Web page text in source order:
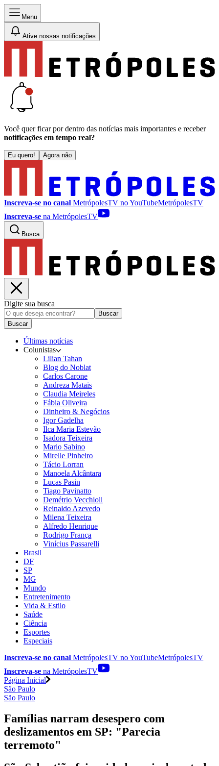
Menu
Ative nossas notificações
Você quer ficar por dentro das notícias mais importantes e receber
notificações em tempo real?
Eu quero! Agora não
Inscreva-se no canal MetrópolesTV noYouTubeMetrópolesTV
Inscreva-se na MetrópolesTV
Busca
Digite sua busca
Buscar
Buscar
Últimas notícias
Colunistas
Lilian Tahan
Blog do Noblat
Carlos Carone
Andreza Matais
Claudia Meireles
Fábia Oliveira
Dinheiro & Negócios
Igor Gadelha
Ilca Maria Estevão
Isadora Teixeira
Mario Sabino
Mirelle Pinheiro
Tácio Lorran
Manoela Alcântara
Lucas Pasin
Tiago Pavinatto
Demétrio Vecchioli
Reinaldo Azevedo
Milena Teixeira
Alfredo Henrique
Rodrigo França
Vinícius Passarelli
Brasil
DF
SP
MG
Mundo
Entretenimento
Vida & Estilo
Saúde
Ciência
Esportes
Especiais
Inscreva-se no canal MetrópolesTV noYouTubeMetrópolesTV
Inscreva-se na MetrópolesTV
Página Inicial
São Paulo
São Paulo
Famílias narram desespero com
deslizamentos em SP: "Parecia
terremoto"